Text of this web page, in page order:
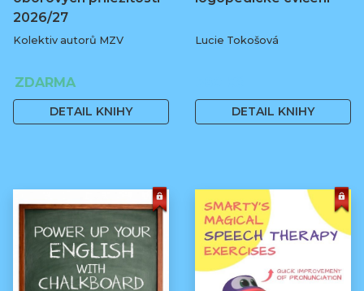
2026/27
Kolektiv autorů MZV
ZDARMA
DETAIL KNIHY
Lucie Tokošová
DETAIL KNIHY